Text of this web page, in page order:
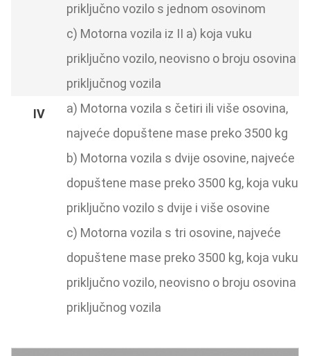
priključno vozilo s jednom osovinom
c) Motorna vozila iz II a) koja vuku
priključno vozilo, neovisno o broju osovina
priključnog vozila
a) Motorna vozila s četiri ili više osovina,
najveće dopuštene mase preko 3500 kg
b) Motorna vozila s dvije osovine, najveće
dopuštene mase preko 3500 kg, koja vuku
priključno vozilo s dvije i više osovine
c) Motorna vozila s tri osovine, najveće
dopuštene mase preko 3500 kg, koja vuku
priključno vozilo, neovisno o broju osovina
priključnog vozila